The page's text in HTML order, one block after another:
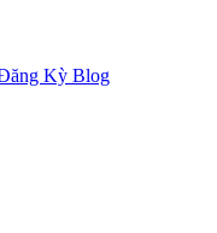
Kỳ Blog